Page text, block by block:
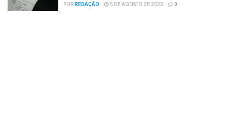
PORREDAÇÃO 5 DE AGOSTO DE 2026 0